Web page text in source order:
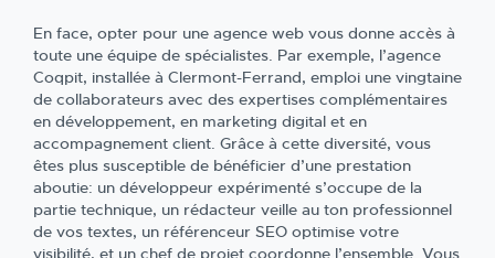
En face, opter pour une agence web vous donne accès à
toute une équipe de spécialistes. Par exemple, l’agence
Coqpit, installée à Clermont-Ferrand, emploi une vingtaine
de collaborateurs avec des expertises complémentaires
en développement, en marketing digital et en
accompagnement client. Grâce à cette diversité, vous
êtes plus susceptible de bénéficier d’une prestation
aboutie: un développeur expérimenté s’occupe de la
partie technique, un rédacteur veille au ton professionnel
de vos textes, un référenceur SEO optimise votre
visibilité, et un chef de projet coordonne l’ensemble. Vous